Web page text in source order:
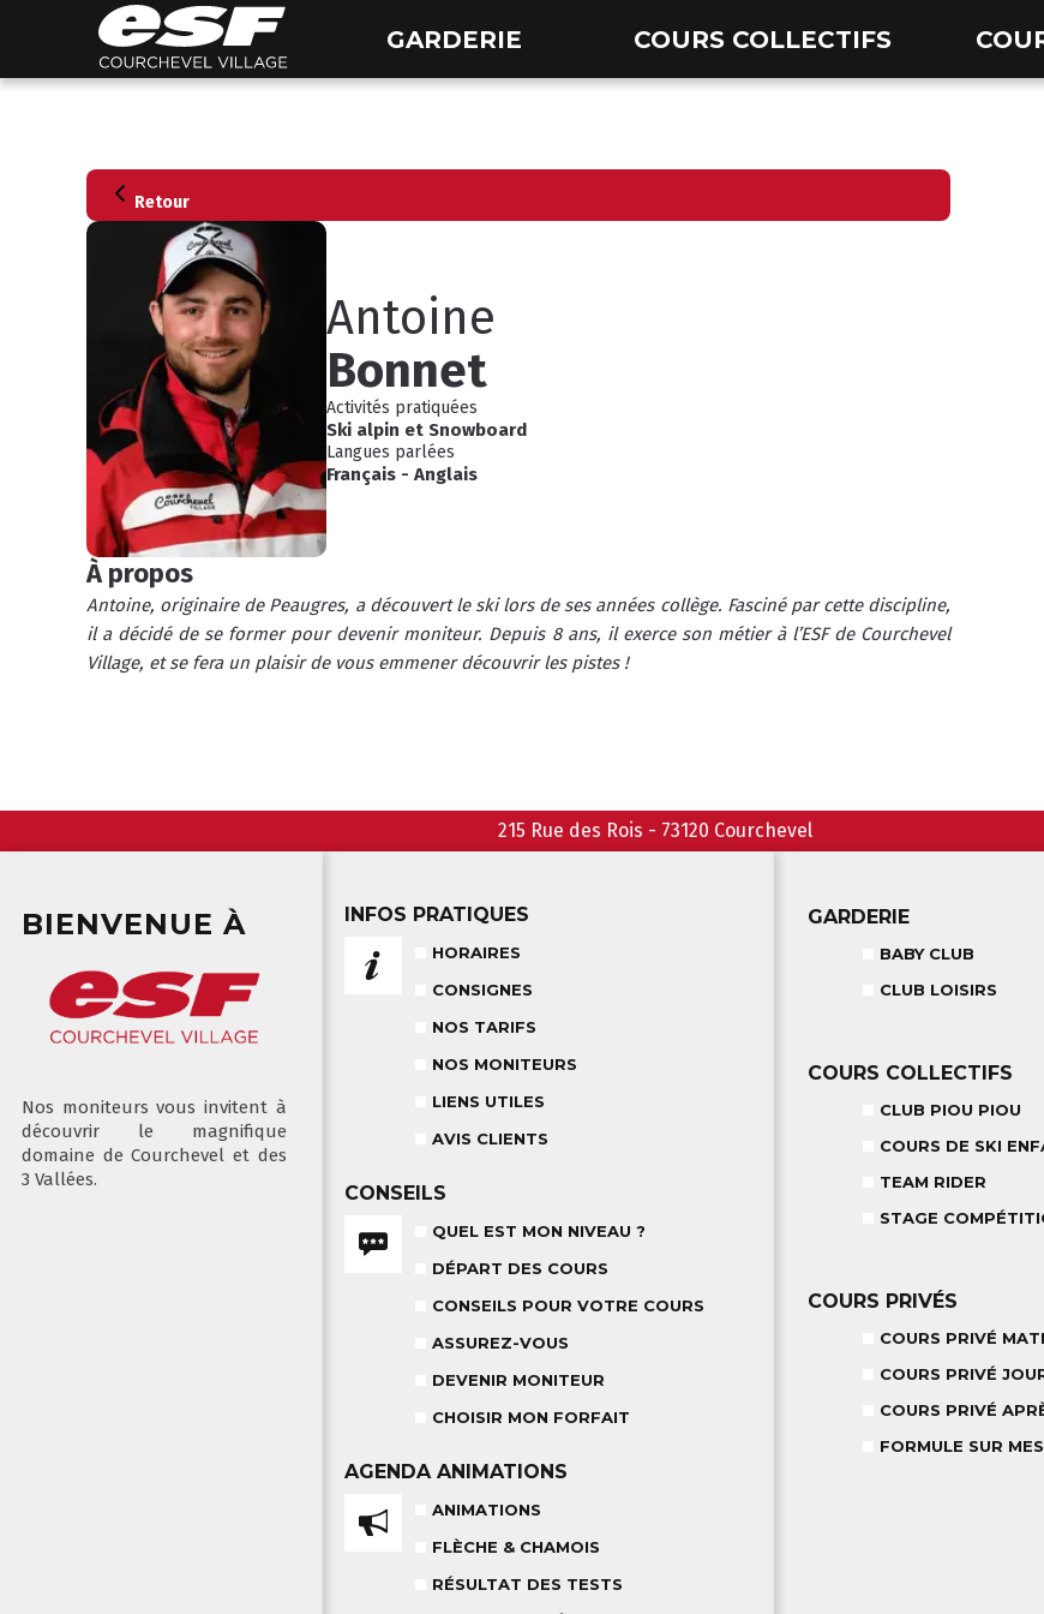
GARDERIE COURS COLLECTIFS
Retour
Antoine
Bonnet
Activités pratiquées
Ski alpin et Snowboard
Langues parlées
Français - Anglais
À propos
Antoine, originaire de Peaugres, a découvert le ski lors de ses années collège. Fasciné par cette discipline,
il a décidé de se former pour devenir moniteur. Depuis 8 ans, il exerce son métier à l’ESF de Courchevel
Village, et se fera un plaisir de vous emmener découvrir les pistes !
215 Rue des Rois - 73120 Courchevel
BIENVENUE À
Nos moniteurs vous invitent à
découvrir le magnifique
domaine de Courchevel et des
3 Vallées.
INFOS PRATIQUES
HORAIRES
CONSIGNES
NOS TARIFS
NOS MONITEURS
LIENS UTILES
AVIS CLIENTS
CONSEILS
QUEL EST MON NIVEAU ?
DÉPART DES COURS
CONSEILS POUR VOTRE COURS
ASSUREZ-VOUS
DEVENIR MONITEUR
CHOISIR MON FORFAIT
AGENDA ANIMATIONS
ANIMATIONS
FLÈCHE & CHAMOIS
RÉSULTAT DES TESTS
GARDERIE
BABY CLUB
CLUB LOISIRS
COURS COLLECTIFS
CLUB PIOU PIOU
COURS DE SKI
TEAM RIDER
STAGE
COURS PRIVÉS
COURS PRIVÉ
COURS PRIVÉ
COURS PRIVÉ
FORMULE SUR